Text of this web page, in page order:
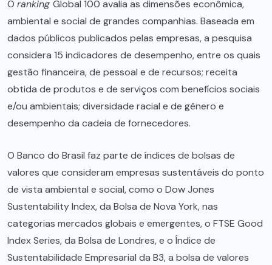
O ranking Global 100 avalia as dimensões econômica,
ambiental e social de grandes companhias. Baseada em
dados públicos publicados pelas empresas, a pesquisa
considera 15 indicadores de desempenho, entre os quais
gestão financeira, de pessoal e de recursos; receita
obtida de produtos e de serviços com benefícios sociais
e/ou ambientais; diversidade racial e de gênero e
desempenho da cadeia de fornecedores.
O Banco do Brasil faz parte de índices de bolsas de
valores que consideram empresas sustentáveis do ponto
de vista ambiental e social, como o Dow Jones
Sustentability Index, da Bolsa de Nova York, nas
categorias mercados globais e emergentes, o FTSE Good
Index Series, da Bolsa de Londres, e o Índice de
Sustentabilidade Empresarial da B3, a bolsa de valores